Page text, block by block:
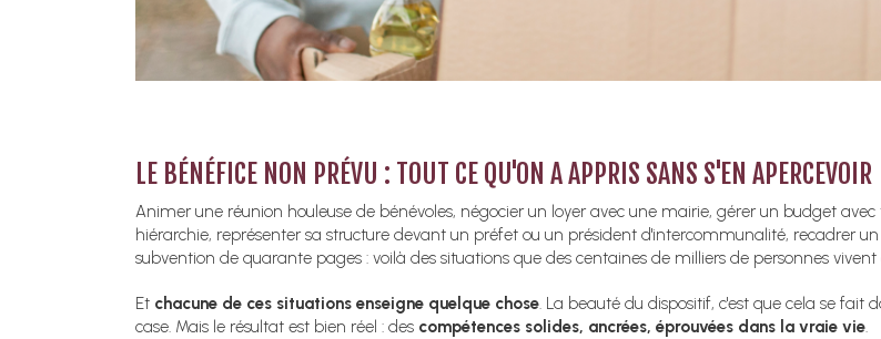
LE BÉNÉFICE NON PRÉVU : TOUT CE QU'ON A APPRIS SANS S'EN APERCEVOIR
Animer une réunion houleuse de bénévoles, négocier un loyer avec une mairie, gérer un budget
hiérarchie, représenter sa structure devant un préfet ou un président d'intercommunalité, recadrer
subvention de quarante pages : voilà des situations que des centaines de milliers de personnes
Et chacune de ces situations enseigne quelque chose. La beauté du dispositif, c'est que cela se fait
case. Mais le résultat est bien réel : des compétences solides, ancrées, éprouvées dans la vraie vie.